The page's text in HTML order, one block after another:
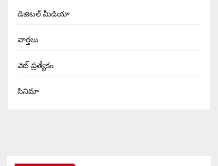
డిజిటల్ మీడియా
వార్త‌లు
వెబ్ ప్రత్యేకం
సినిమా